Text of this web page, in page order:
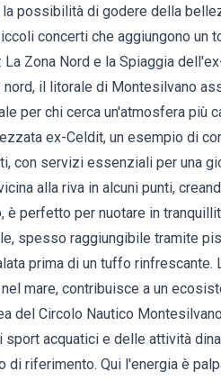
possibilità di godere della
concerti che aggiungono un
La Zona Nord e la Spiaggia
il litorale di Montesilvano
per chi cerca un'atmosfera più
ex-Celdit, un esempio di
con servizi essenziali per una
alla riva in alcuni punti,
è perfetto per nuotare in
spesso raggiungibile tramite
prima di un tuffo
mare, contribuisce a un
del Circolo Nautico Montesilvano
sport acquatici e delle attività
di riferimento. Qui l'energia è